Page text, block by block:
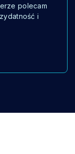
polecam
i